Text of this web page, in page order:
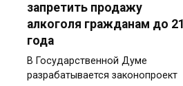
запретить продажу
алкоголя гражданам до 21
года
В Государственной Думе
разрабатывается законопроект